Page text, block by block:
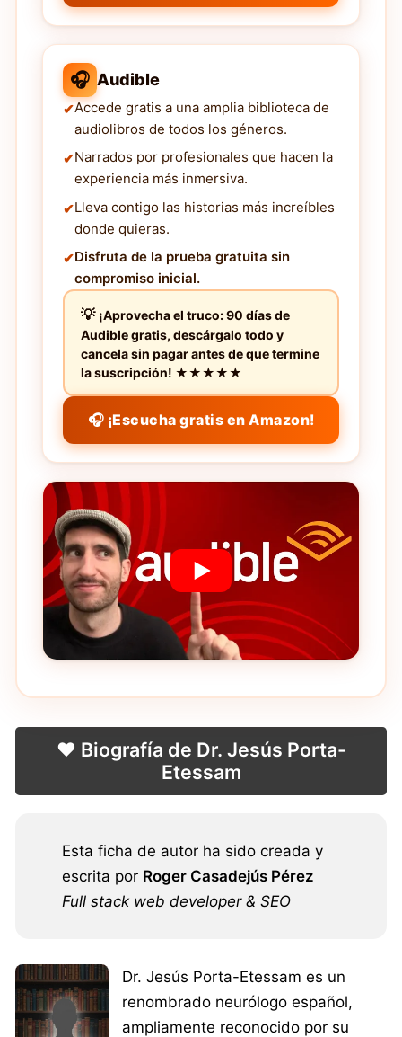
🎧 Audible
Accede gratis a una amplia biblioteca de
audiolibros de todos los géneros.
Narrados por profesionales que hacen la
experiencia más inmersiva.
Lleva contigo las historias más increíbles
donde quieras.
Disfruta de la prueba gratuita sin
compromiso inicial.
¡Aprovecha el truco: 90 días de
Audible gratis, descárgalo todo y
cancela sin pagar antes de que termine
la suscripción! ★★★★★
🎧 ¡Escucha gratis en Amazon!
❤️ Biografía de Dr. Jesús Porta-
Etessam
Esta ficha de autor ha sido creada y
escrita por Roger Casadejús Pérez
Full stack web developer & SEO
Dr. Jesús Porta-Etessam es un
renombrado neurólogo español,
ampliamente reconocido por su